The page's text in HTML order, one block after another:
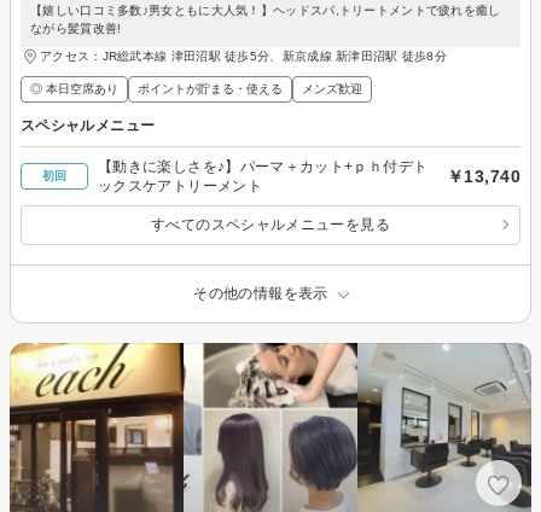
【嬉しい口コミ多数♪男女ともに大人気！】ヘッドスパ,トリートメントで疲れを癒し
ながら髪質改善!
アクセス：JR総武本線 津田沼駅 徒歩5分、新京成線 新津田沼駅 徒歩8分
◎ 本日空席あり ポイントが貯まる・使える メンズ歓迎
スペシャルメニュー
初回
【動きに楽しさを♪】パーマ＋カット+ｐｈ付デト
ックスケアトリーメント
￥13,740
すべてのスペシャルメニューを見る
その他の情報を表示